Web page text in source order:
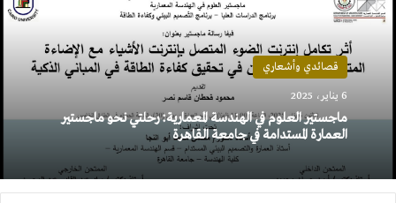
قصائدي وأشعاري
6 يناير، 2025
ماجستير العلوم في الهندسة المعمارية: رحلتي نحو ماجستير
العمارة المستدامة في جامعة القاهرة